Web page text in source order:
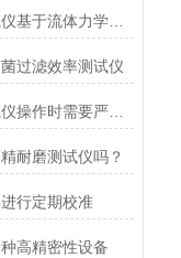
防护罩呼吸阻力测试仪基于流体力学与压力传感技术
过滤效率测试仪
皮革摩擦色牢度测试仪操作时需要严格遵循规程
耐磨测试仪吗？
行定期校准
高精密性设备